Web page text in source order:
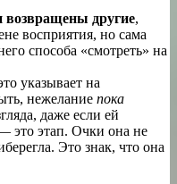
другие,
восприятия, но сама
способа «смотреть» на
указывает на
нежелание пока
даже если ей
это этап. Очки она не
Это знак, что она